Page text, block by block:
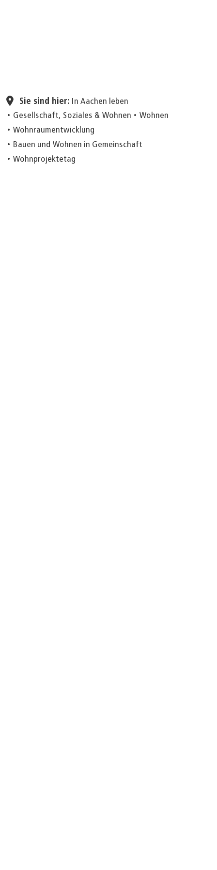
Sie sind hier:
In Aachen leben
Gesellschaft, Soziales & Wohnen
Wohnen
Wohnraumentwicklung
Bauen und Wohnen in Gemeinschaft
Wohnprojektetag